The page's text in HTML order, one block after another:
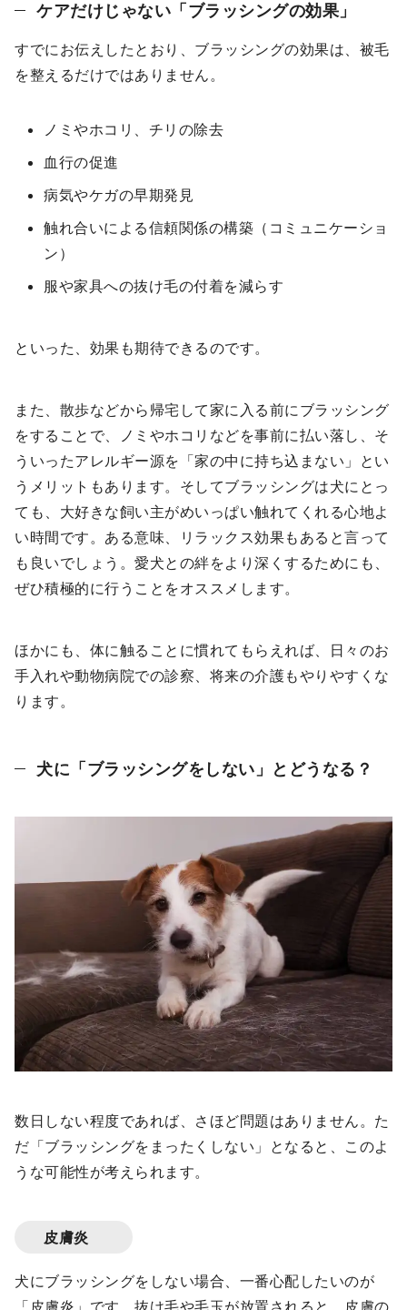
ケアだけじゃない「ブラッシングの効果」
すでにお伝えしたとおり、ブラッシングの効果は、被毛
を整えるだけではありません。
ノミやホコリ、チリの除去
血行の促進
病気やケガの早期発見
触れ合いによる信頼関係の構築（コミュニケーショ
ン）
服や家具への抜け毛の付着を減らす
といった、効果も期待できるのです。
また、散歩などから帰宅して家に入る前にブラッシング
をすることで、ノミやホコリなどを事前に払い落し、そ
ういったアレルギー源を「家の中に持ち込まない」とい
うメリットもあります。そしてブラッシングは犬にとっ
ても、大好きな飼い主がめいっぱい触れてくれる心地よ
い時間です。ある意味、リラックス効果もあると言って
も良いでしょう。愛犬との絆をより深くするためにも、
ぜひ積極的に行うことをオススメします。
ほかにも、体に触ることに慣れてもらえれば、日々のお
手入れや動物病院での診察、将来の介護もやりやすくな
ります。
犬に「ブラッシングをしない」とどうなる？
数日しない程度であれば、さほど問題はありません。た
だ「ブラッシングをまったくしない」となると、このよ
うな可能性が考えられます。
皮膚炎
犬にブラッシングをしない場合、一番心配したいのが
「皮膚炎」です。抜け毛や毛玉が放置されると、皮膚の